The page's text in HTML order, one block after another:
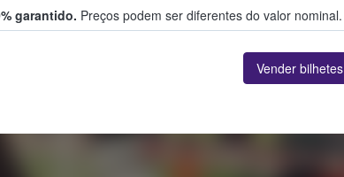
garantido. Preços podem ser diferentes do valor nominal.
Vender bilhetes